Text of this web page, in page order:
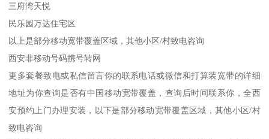
三府湾天悦
民乐园万达住宅区
以上是部分移动宽带覆盖区域，其他小区/村致电咨询
西安非移动号码携号转网
更多套餐致电或私信留言你的联系电话或微信和打算装宽带的详细
地址为你查询是否有中国移动宽带覆盖，查询后时间联系你，全西
安预约上门办理安装，以下是部分移动宽带覆盖区域，其他小区/村
致电咨询